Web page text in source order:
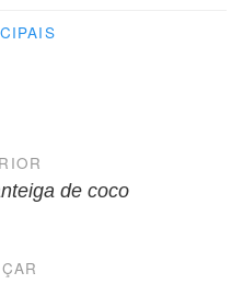
de coco